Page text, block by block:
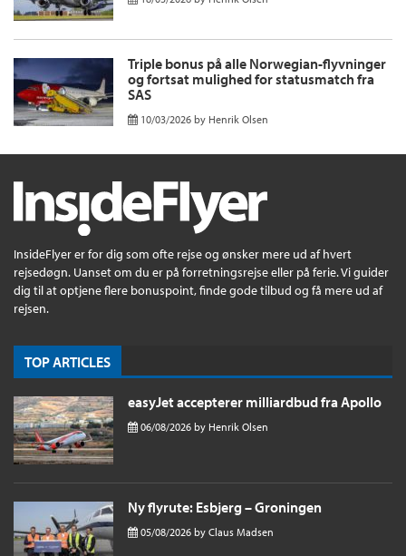
Triple bonus på alle Norwegian-flyvninger
og fortsat mulighed for statusmatch fra
SAS
10/03/2026 by Henrik Olsen
InsideFlyer er for dig som ofte rejse og ønsker mere ud af hvert
rejsedøgn. Uanset om du er på forretningsrejse eller på ferie. Vi guider
dig til at optjene flere bonuspoint, finde gode tilbud og få mere ud af
rejsen.
TOP ARTICLES
easyJet accepterer milliardbud fra Apollo
06/08/2026 by Henrik Olsen
Ny flyrute: Esbjerg – Groningen
05/08/2026 by Claus Madsen